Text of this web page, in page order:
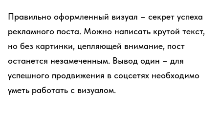
Правильно оформленный визуал – секрет успеха
рекламного поста. Можно написать крутой текст,
но без картинки, цепляющей внимание, пост
останется незамеченным. Вывод один – для
успешного продвижения в соцсетях необходимо
уметь работать с визуалом.